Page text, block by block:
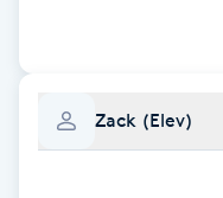
Zack (Elev)